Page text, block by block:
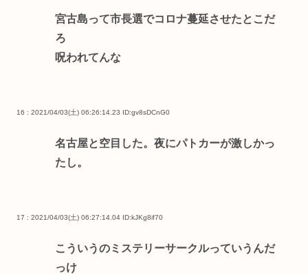
宮古島って市長選でコロナ蔓延させたとこだ
ろ
呪われてんな
16 : 2021/04/03(土) 06:26:14.23 ID:gv8sDCnG0
名古屋と空目した。夜にパトカーが激しかっ
たし。
17 : 2021/04/03(土) 06:27:14.04 ID:kJKg8if70
こういうのミステリーサークルっていうんだ
っけ